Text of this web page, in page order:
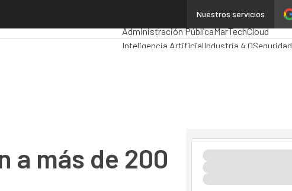
Nuestros servicios
Premios ComputingAnalytics
Administración PúblicaMarTechCloud
Inteligencia ArtificialIndustria 4.0Seguridad
a más de 200